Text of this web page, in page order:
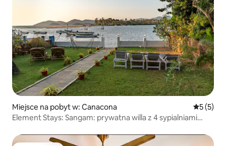
Miejsce na pobyt w: Canacona Średnia
5 (5)
Element Stays: Sangam: prywatna willa z 4 sypialniami